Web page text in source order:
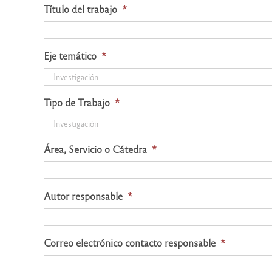
Título del trabajo *
Eje temático *
Tipo de Trabajo *
Área, Servicio o Cátedra *
Autor responsable *
Correo electrónico contacto responsable *